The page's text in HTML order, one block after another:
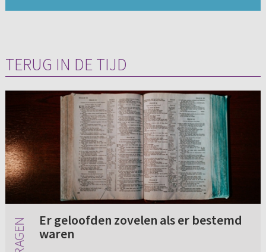
TERUG IN DE TIJD
Er geloofden zovelen als er bestemd
waren